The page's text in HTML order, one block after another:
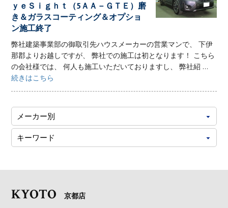
ｙｅＳｉｇｈｔ（5ＡＡ－ＧＴＥ）磨
き＆ガラスコーティング＆オプショ
ン施工終了
弊社建築事業部の御取引先ハウスメーカーの営業マンで、 下伊
那郡よりお越しですが、 弊社での施工は初となります！ こちら
の会社様では、 何人も施工いただいておりますし、 弊社紹 ...
続きはこちら
KYOTO 京都店